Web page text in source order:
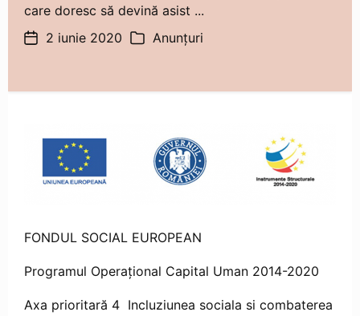
care doresc să devină asist ...
Dată2 iunie 2020 Categorii
Anunțuri
FONDUL SOCIAL EUROPEAN
Programul Operaţional Capital Uman 2014-2020
Axa prioritară 4 Incluziunea sociala si combaterea